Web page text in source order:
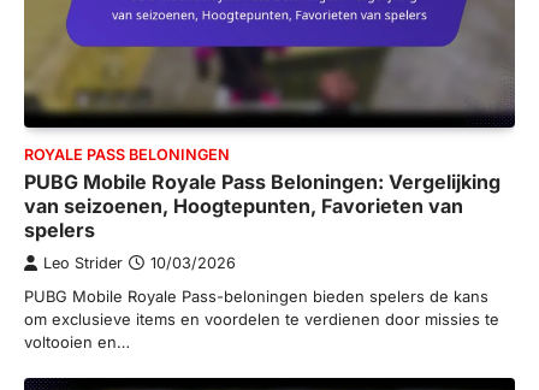
ROYALE PASS BELONINGEN
PUBG Mobile Royale Pass Beloningen: Vergelijking
van seizoenen, Hoogtepunten, Favorieten van
spelers
Leo Strider 10/03/2026
PUBG Mobile Royale Pass-beloningen bieden spelers de kans
om exclusieve items en voordelen te verdienen door missies te
voltooien en…